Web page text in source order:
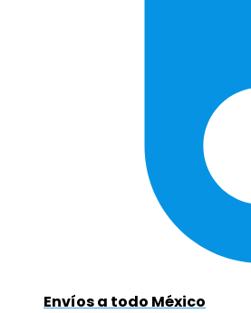
Envíos a todo México